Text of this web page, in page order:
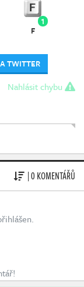
1
F
TWITTER
Nahlásit chybu
| 0 KOMENTÁŘŮ